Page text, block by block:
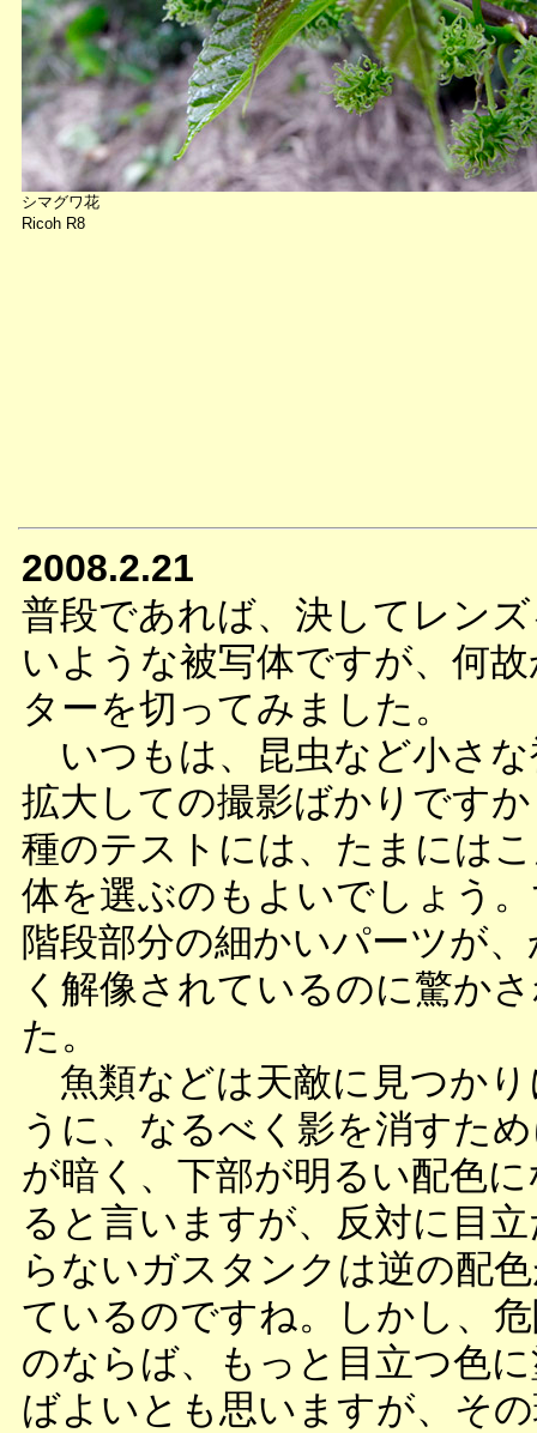
シマグワ花
Ricoh R8
2008.2.21
普段であれば、決してレン
いような被写体ですが、何
ターを切ってみました。
いつもは、昆虫など小さな
拡大しての撮影ばかりです
種のテストには、たまには
体を選ぶのもよいでしょう
階段部分の細かいパーツが
く解像されているのに驚か
た。
魚類などは天敵に見つかり
うに、なるべく影を消すた
が暗く、下部が明るい配色
ると言いますが、反対に目
らないガスタンクは逆の配
ているのですね。しかし、
のならば、もっと目立つ色
ばよいとも思いますが、そ